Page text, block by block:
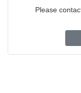
Please